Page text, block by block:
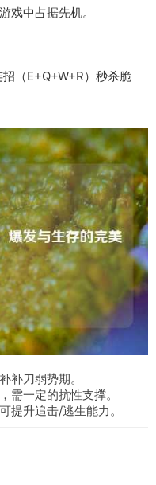
戏中占据先机。
（E+Q+W+R）秒杀脆
补刀弱势期。
需一定的抗性支撑。
提升追击/逃生能力。